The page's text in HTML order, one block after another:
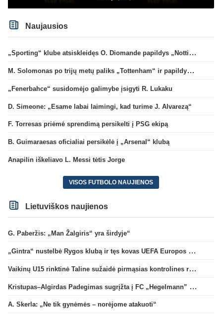
Naujausios
„Sporting“ klube atsiskleidęs O. Diomande papildys „Nottingham“ gretas
M. Solomonas po trijų metų paliks „Tottenham“ ir papildys „West Ham“ klubą
„Fenerbahce“ susidomėjo galimybe įsigyti R. Lukaku
D. Simeone: „Esame labai laimingi, kad turime J. Alvarezą“
F. Torresas priėmė sprendimą persikelti į PSG ekipą
B. Guimaraesas oficialiai persikėlė į „Arsenal“ klubą
Anapilin iškeliavo L. Messi tėtis Jorge
VISOS FUTBOLO NAUJIENOS
Lietuviškos naujienos
G. Paberžis: „Man Žalgiris“ yra širdyje“
„Gintra“ nustelbė Rygos klubą ir tęs kovas UEFA Europos taurės atrankoje
Vaikinų U15 rinktinė Taline sužaidė pirmąsias kontrolines rungtynes
Kristupas–Algirdas Padegimas sugrįžta į FC „Hegelmann” B sudėtį
A. Skerla: „Ne tik gynėmės – norėjome atakuoti“